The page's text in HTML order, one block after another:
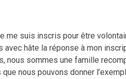
me suis inscris pour être
avec hâte la réponse à mon
nous sommes une famille
nous pouvons donner